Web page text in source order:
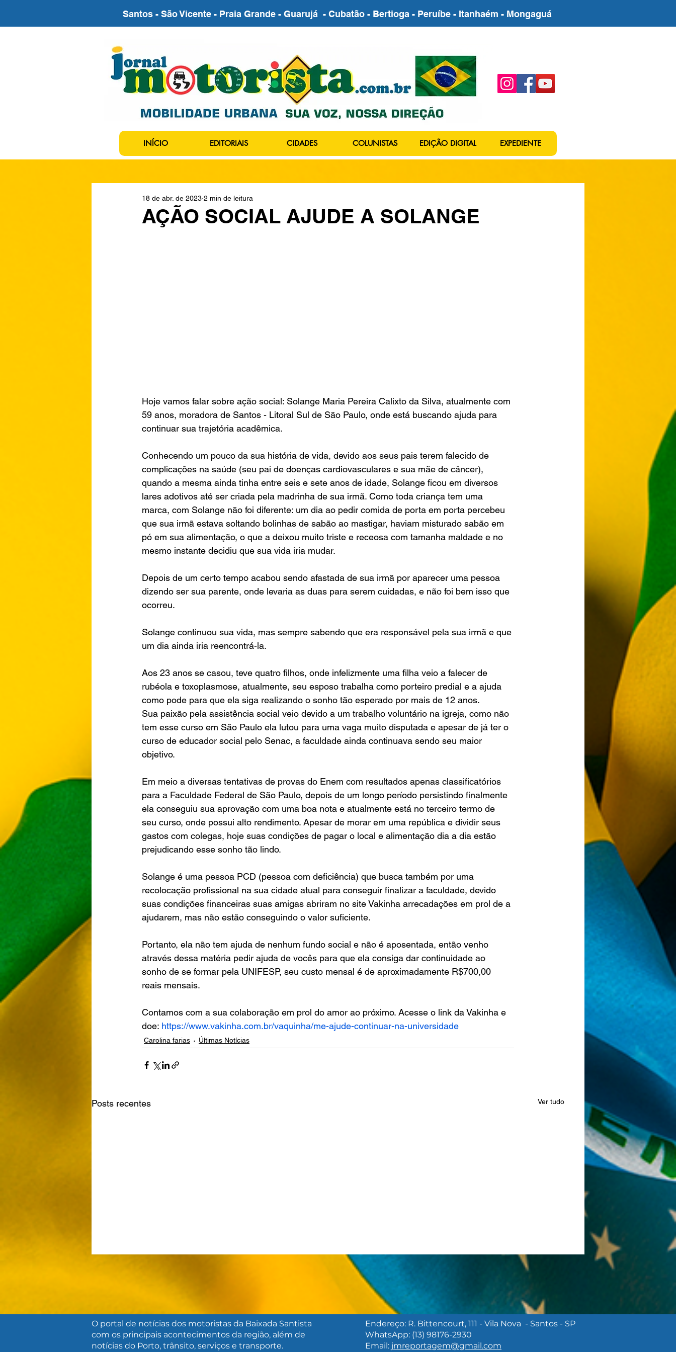
Santos - São Vicente - Praia Grande - Guarujá - Cubatão - Bertioga - Peruíbe - Itanhaém - Mongaguá
INÍCIO EDITORIAIS CIDADES COLUNISTAS EDIÇÃO DIGITAL EXPEDIENTE
AÇÃO SOCIAL AJUDE A SOLANGE
18 de abr. de 2023 2 min de leitura
Hoje vamos falar sobre ação social: Solange Maria Pereira Calixto da Silva, atualmente com
59 anos, moradora de Santos - Litoral Sul de São Paulo, onde está buscando ajuda para
continuar sua trajetória acadêmica.
Conhecendo um pouco da sua história de vida, devido aos seus pais terem falecido de
complicações na saúde (seu pai de doenças cardiovasculares e sua mãe de câncer),
quando a mesma ainda tinha entre seis e sete anos de idade, Solange ficou em diversos
lares adotivos até ser criada pela madrinha de sua irmã. Como toda criança tem uma
marca, com Solange não foi diferente: um dia ao pedir comida de porta em porta percebeu
que sua irmã estava soltando bolinhas de sabão ao mastigar, haviam misturado sabão em
pó em sua alimentação, o que a deixou muito triste e receosa com tamanha maldade e no
mesmo instante decidiu que sua vida iria mudar.
Depois de um certo tempo acabou sendo afastada de sua irmã por aparecer uma pessoa
dizendo ser sua parente, onde levaria as duas para serem cuidadas, e não foi bem isso que
ocorreu.
Solange continuou sua vida, mas sempre sabendo que era responsável pela sua irmã e que
um dia ainda iria reencontrá-la.
Aos 23 anos se casou, teve quatro filhos, onde infelizmente uma filha veio a falecer de
rubéola e toxoplasmose, atualmente, seu esposo trabalha como porteiro predial e a ajuda
como pode para que ela siga realizando o sonho tão esperado por mais de 12 anos.
Sua paixão pela assistência social veio devido a um trabalho voluntário na igreja, como não
tem esse curso em São Paulo ela lutou para uma vaga muito disputada e apesar de já ter o
curso de educador social pelo Senac, a faculdade ainda continuava sendo seu maior
objetivo.
Em meio a diversas tentativas de provas do Enem com resultados apenas classificatórios
para a Faculdade Federal de São Paulo, depois de um longo período persistindo finalmente
ela conseguiu sua aprovação com uma boa nota e atualmente está no terceiro termo de
seu curso, onde possui alto rendimento. Apesar de morar em uma república e dividir seus
gastos com colegas, hoje suas condições de pagar o local e alimentação dia a dia estão
prejudicando esse sonho tão lindo.
Solange é uma pessoa PCD (pessoa com deficiência) que busca também por uma
recolocação profissional na sua cidade atual para conseguir finalizar a faculdade, devido
suas condições financeiras suas amigas abriram no site Vakinha arrecadações em prol de a
ajudarem, mas não estão conseguindo o valor suficiente.
Portanto, ela não tem ajuda de nenhum fundo social e não é aposentada, então venho
através dessa matéria pedir ajuda de vocês para que ela consiga dar continuidade ao
sonho de se formar pela UNIFESP, seu custo mensal é de aproximadamente R$700,00
reais mensais.
Contamos com a sua colaboração em prol do amor ao próximo. Acesse o link da Vakinha e
doe: https://www.vakinha.com.br/vaquinha/me-ajude-continuar-na-universidade
Carolina farias Últimas Notícias
Posts recentes Ver tudo
SÃO VICENTE LANÇA
FESTIVAL SANTOS CAFÉ
'VEM PRA ORLA' VAI
O portal de notícias dos motoristas da Baixada Santista
com os principais acontecimentos da região, além de
notícias do Porto, trânsito, serviços e transporte.
Endereço: R. Bittencourt, 111 - Vila Nova - Santos - SP
WhatsApp: (13) 98176-2930
Email: jmreportagem@gmail.com